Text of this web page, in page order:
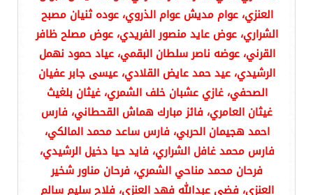
العنزي، عوام مديش عوام الذروي، عوده ثنيان مصبح
الشراري، عوض عايد منصور الفريدي، عوض مصلح ظافر
القرني، عوضه ناصر سلطان البقمي، عياد حمود نهمل
الرشيدي، عيد حمد عايض القلادي، عيسى جابر عفيان
الصحفي، غازي عشبان خلف الشمري، غيثان بلغيث
غيثان العامري، فائز مبارك هماش القحطاني، فارس
احمد هجيمان الحربي، فارس ساعد محمد المالكي،
فارس محمد غافل الشراري، فايد حيا دخيل الرشيدي،
فرحان محمد مناحي الشمري، فرحان مناور شخير
العنزي، فضي عبدالله فهد العنزي، فلاح سليم سالم